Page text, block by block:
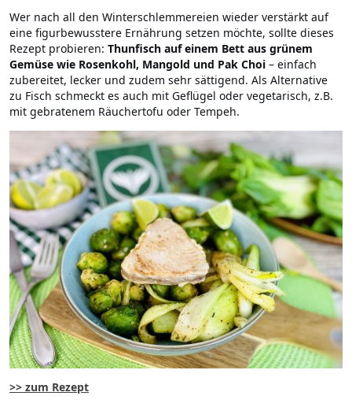
Wer nach all den Winterschlemmereien wieder verstärkt auf
eine figurbewusstere Ernährung setzen möchte, sollte dieses
Rezept probieren: Thunfisch auf einem Bett aus grünem
Gemüse wie Rosenkohl, Mangold und Pak Choi – einfach
zubereitet, lecker und zudem sehr sättigend. Als Alternative
zu Fisch schmeckt es auch mit Geflügel oder vegetarisch, z.B.
mit gebratenem Räuchertofu oder Tempeh.
>> zum Rezept